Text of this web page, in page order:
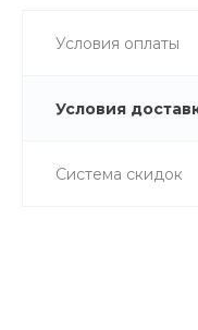
Условия оплаты
Условия
Система скидок